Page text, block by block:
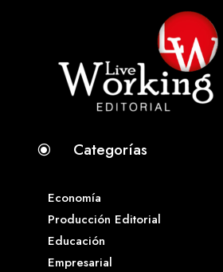
\ Categorías
Economía
Producción Editorial
Educación
Empresarial